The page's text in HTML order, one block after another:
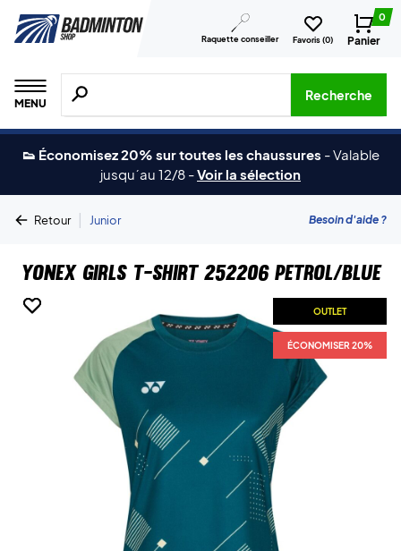
Raquette conseiller Favoris (0)
0
Panier
MENU
Recherche de produits, de marques, etc.
Recherche
👟 Économisez 20% sur toutes les chaussures -Valable
jusqu´au 12/8 -Voir la sélection
Retour | Junior Besoin d'aide ?
Yonex Girls T-shirt 252206 Petrol/Blue
OUTLET
ÉCONOMISER 20%
OUTLET
ÉCONOMISER 20%